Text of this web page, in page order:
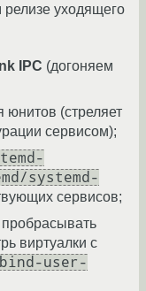
уходящего
IPC (догоняем
юнитов (стреляет
сервисом);
systemd-
сервисов;
виртуалки с
user-